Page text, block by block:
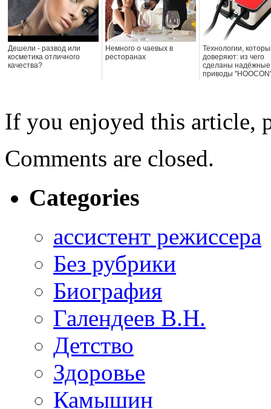
Дешели - развод или
косметика отличного
качества?
Немного о чаевых в
ресторанах
Технологии,
доверяют: из чего
сделаны надёжные
приводы
If you enjoyed this article,
Comments are closed.
Categories
ассистент режиссера
Без рубрики
Биография
Галендеев В.Н.
Детство
Здоровье
Камышин